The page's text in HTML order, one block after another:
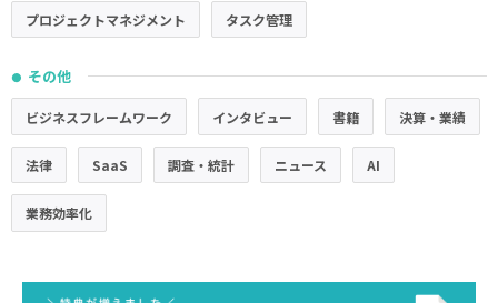
プロジェクトマネジメント タスク管理
● その他
ビジネスフレームワーク インタビュー 書籍 決算・業績
法律 SaaS 調査・統計 ニュース AI
業務効率化